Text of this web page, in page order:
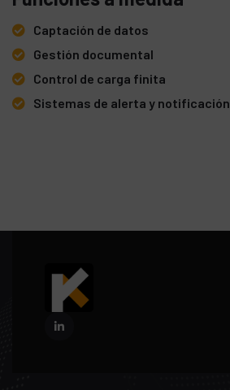
Captación de datos
Gestión documental
Control de carga finita
Sistemas de alerta y notificación